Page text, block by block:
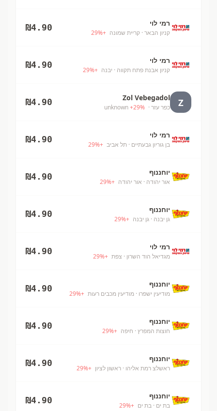
רמי לוי
קניון הבאר · קריית שמונה +
29%
₪4.90
רמי לוי
קניון אבנת פתח תקווה · יבנה +
29%
₪4.90
Z
Zol Vebegadol
כפר עזר · unknown
+29%
₪4.90
רמי לוי
בן גוריון גבעתיים · תל אביב +
29%
₪4.90
יוחננוף
אור יהודה · אור יהודה +
29%
₪4.90
יוחננוף
גן יבנה · גן יבנה +
29%
₪4.90
רמי לוי
מגדיאל הוד השרון · צפת +
29%
₪4.90
יוחננוף
מודיעין ישפרו · מודיעין מכבים רעות +
29%
₪4.90
יוחננוף
חוצות המפרץ · חיפה +
29%
₪4.90
יוחננוף
ראשלצ רמת אליהו · ראשון לציון +
29%
₪4.90
יוחננוף
בת ים · בת ים +
29%
₪4.90